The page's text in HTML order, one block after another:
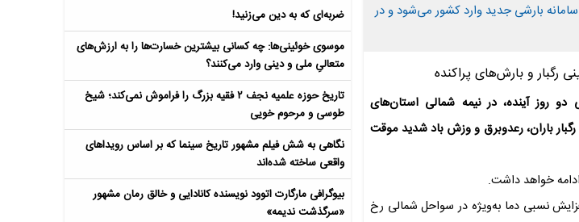
و مدیریت بحران مخاطرات وضع هوا گفت: از روز جمعه (۸ خرداد) سامانه بارشی جدید وارد کشور می‌شود و در
روز آینده، در نیمه شمالی استان‌های
رگبار باران، رعدوبرق و وزش باد شدید موقت
بود و افزایش نسبی دما به‌ویژه در سواحل شمالی رخ
ضربه‌ای که به دین می‌زنید!
موسوی خوئینی‌ها: چه کسانی بیشترین خسارت‌ها را به ارزش‌های
متعالیِ ملی و دینی وارد می‌کنند؟
تاریخ حوزه علمیه نجف ۲ فقیه بزرگ را فراموش نمی‌کند؛ شیخ
طوسی و مرحوم خویی
نگاهی به شش فیلم مشهور تاریخ سینما که بر اساس رویداهای
واقعی ساخته شده‌اند
بیوگرافی مارگارت اتوود نویسنده کانادایی و خالق رمان مشهور
«سرگذشت ندیمه»